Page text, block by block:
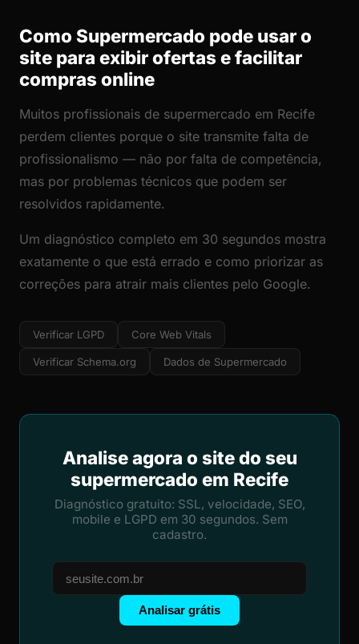
Como Supermercado pode usar o
site para exibir ofertas e facilitar
compras online
Muitos profissionais de supermercado em Recife
perdem clientes porque o site transmite falta de
profissionalismo — não por falta de competência,
mas por problemas técnicos que podem ser
resolvidos rapidamente.
Um diagnóstico completo em 30 segundos mostra
exatamente o que está errado e como priorizar as
correções para atrair mais clientes pelo Google.
Verificar LGPD Core Web Vitals
Verificar Schema.org Dados de Supermercado
Analise agora o site do seu
supermercado em Recife
Diagnóstico gratuito: SSL, velocidade, SEO,
mobile e LGPD em 30 segundos. Sem
cadastro.
Analisar grátis